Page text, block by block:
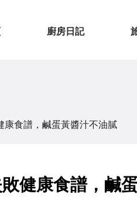
廚房日記
康食譜，鹹蛋黃醬汁不油膩
健康食譜，鹹